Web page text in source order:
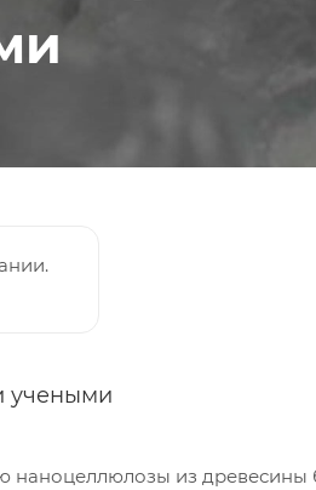
учеными
наноцеллюлозы из древесины